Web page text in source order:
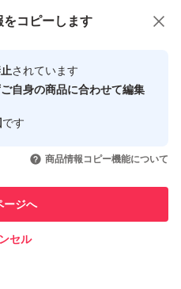
心・安全なユーザーです
引を完了させた実績があります
での取引実績があります
をコピーします
されています
自身の商品に合わせて編集
です
商品情報コピー機能について
ージへ
セル
スメ